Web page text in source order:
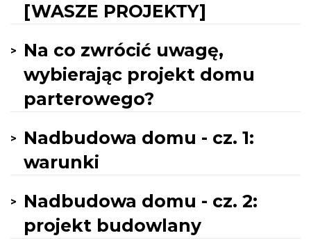
[WASZE PROJEKTY]
Na co zwrócić uwagę,
wybierając projekt domu
parterowego?
Nadbudowa domu - cz. 1:
warunki
Nadbudowa domu - cz. 2:
projekt budowlany